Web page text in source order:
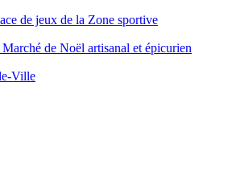
de jeux de la Zone sportive
de Noël artisanal et épicurien
Ville